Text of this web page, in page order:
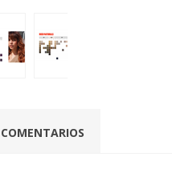
COMENTARIOS